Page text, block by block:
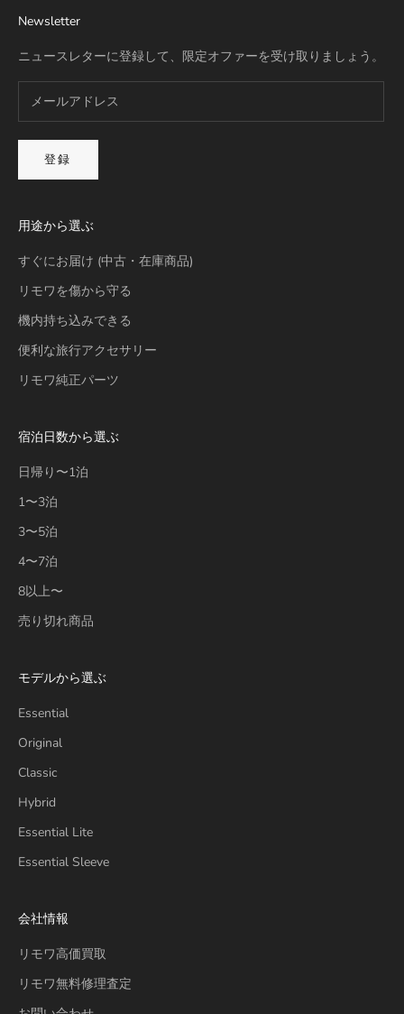
Newsletter
ニュースレターに登録して、限定オファーを受け取りましょう。
登録
用途から選ぶ
すぐにお届け (中古・在庫商品)
リモワを傷から守る
機内持ち込みできる
便利な旅行アクセサリー
リモワ純正パーツ
宿泊日数から選ぶ
日帰り〜1泊
1〜3泊
3〜5泊
4〜7泊
8以上〜
売り切れ商品
モデルから選ぶ
Essential
Original
Classic
Hybrid
Essential Lite
Essential Sleeve
会社情報
リモワ高価買取
リモワ無料修理査定